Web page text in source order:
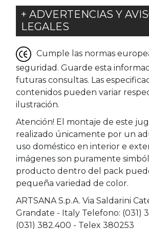
+ ADVERTENCIAS Y
LEGALES
Cumple las normas
seguridad. Guarde esta
futuras consultas. Las
contenidos pueden variar
ilustración.
Atención! El montaje de este
realizado únicamente por un
uso doméstico en interior e
imágenes son puramente
producto dentro del pack
pequeña variedad de color.
ARTSANA S.p.A. Via Saldarini
Grandate - Italy Telefono: (031)
(031) 382.400 - Telex 380253